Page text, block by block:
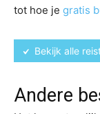
tot hoe je gratis
Bekijk alle
Andere